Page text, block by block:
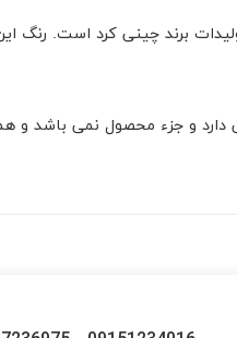
است. رنگ این روکابینتی سفید می باشد و
و جزء محصول نمی باشد و